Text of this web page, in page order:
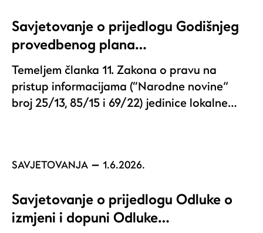
Savjetovanje o prijedlogu Godišnjeg
provedbenog plana…
Temeljem članka 11. Zakona o pravu na
pristup informacijama (“Narodne novine”
broj 25/13, 85/15 i 69/22) jedinice lokalne…
SAVJETOVANJA 1.6.2026.
Savjetovanje o prijedlogu Odluke o
izmjeni i dopuni Odluke…